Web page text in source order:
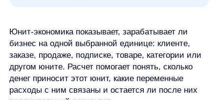
Иначе говоря, юнит-экономика отвечает
не на вопрос «сколько бизнес заработал в целом»,
а на более прикладной вопрос: выгоден ли один
ее используют, когда нужно проверить окупаемость
привлечения, маржинальность заказа, экономику